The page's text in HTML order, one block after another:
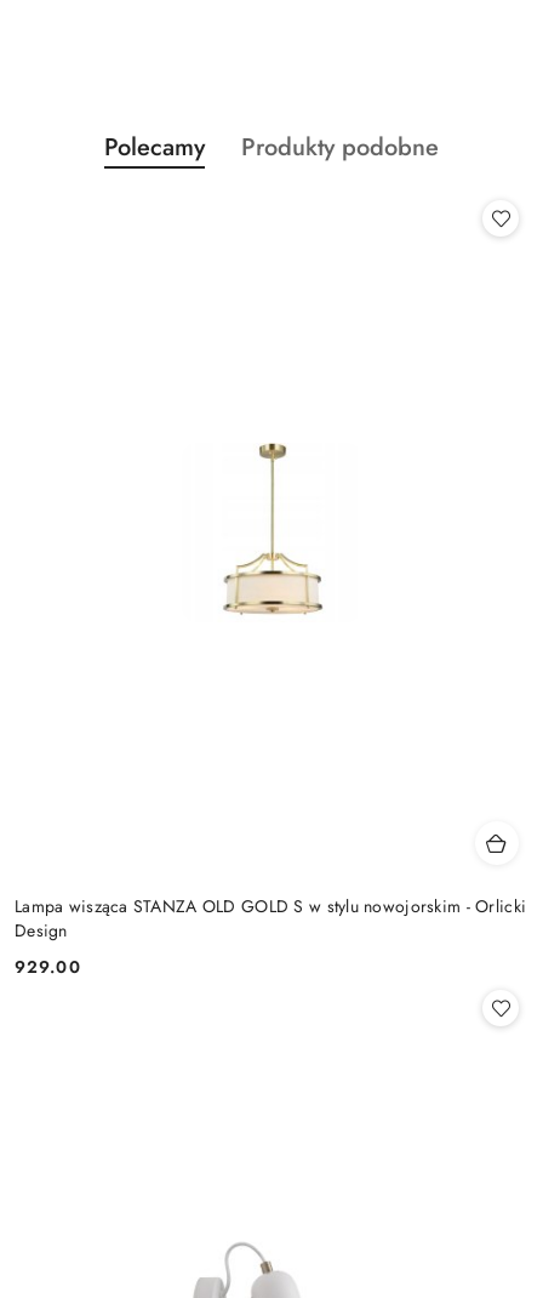
Pomiń karuzelę produktów
Produkty
o
Polecamy
Produkty
Produkty podobne
Lampa wisząca STANZA OLD GOLD S w stylu nowojorskim - Orlicki
Design
Cena:
929.00